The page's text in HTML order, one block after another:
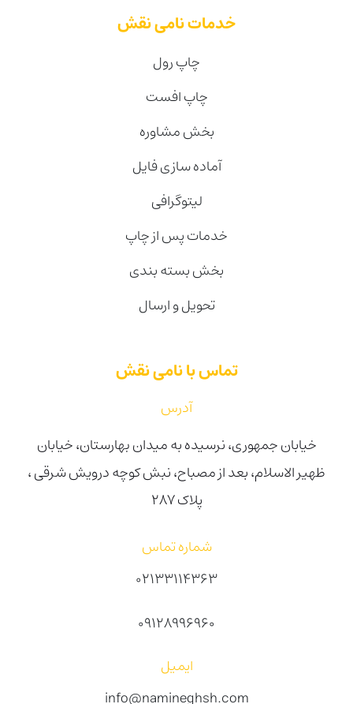
خدمات نامی نقش
چاپ رول
چاپ افست
بخش مشاوره
آماده سازی فایل
لیتوگرافی
خدمات پس از چاپ
بخش بسته بندی
تحویل و ارسال
تماس با نامی نقش
آدرس
خیابان جمهوری، نرسیده به میدان بهارستان، خیابان
ظهیر الاسلام، بعد از مصباح، نبش کوچه درویش شرقی ،
پلاک ۲۸۷
شماره تماس
02133114363
09128996960
ایمیل
info@namineghsh.com